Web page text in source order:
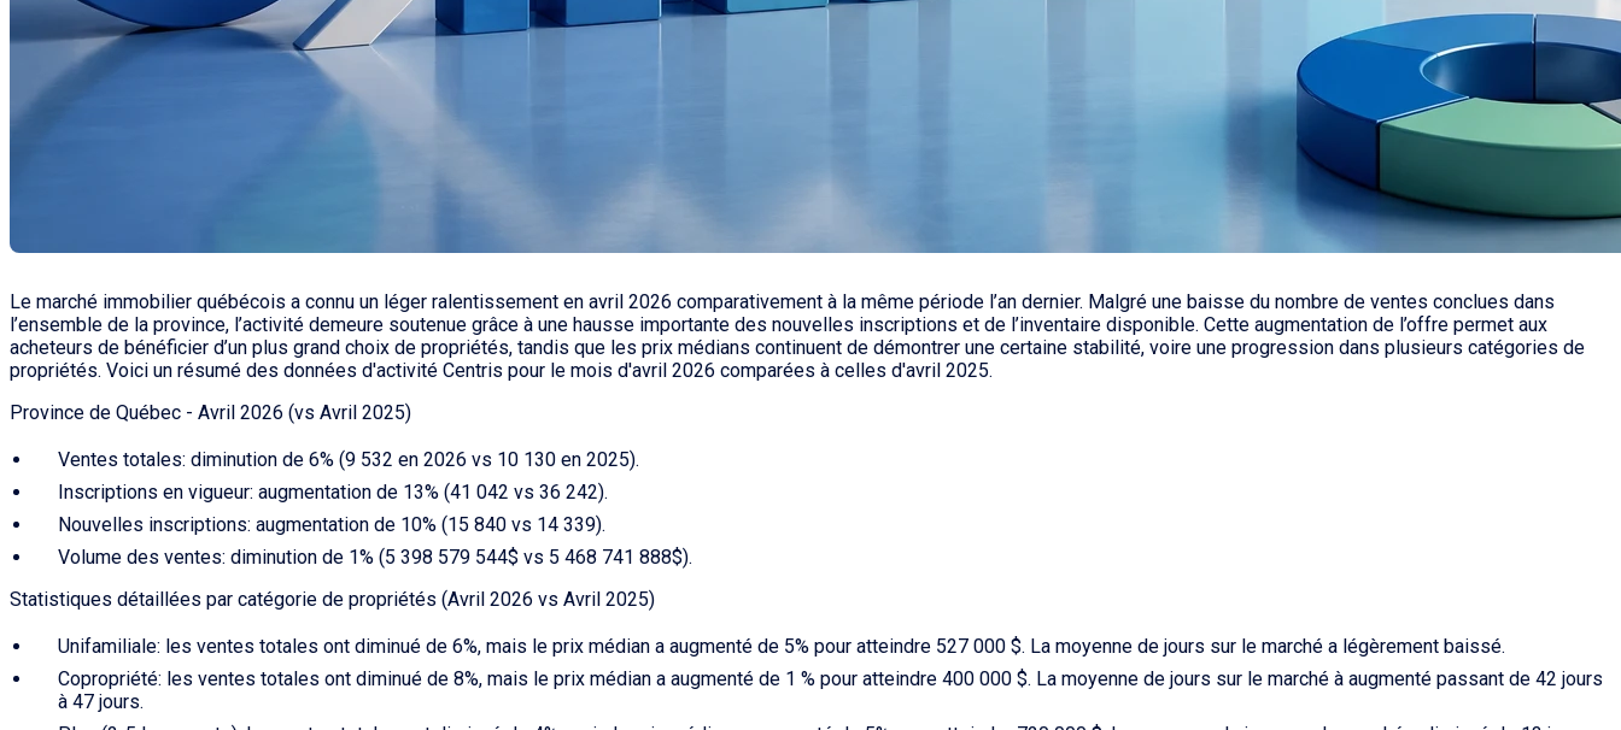
Le marché immobilier québécois a connu un léger ralentissement en avril 2026 comparativement à la même période l’an dernier. Malgré une baisse du nombre de ventes conclues dans
l’ensemble de la province, l’activité demeure soutenue grâce à une hausse importante des nouvelles inscriptions et de l’inventaire disponible. Cette augmentation de l’offre permet aux
acheteurs de bénéficier d’un plus grand choix de propriétés, tandis que les prix médians continuent de démontrer une certaine stabilité, voire une progression dans plusieurs catégories de
propriétés. Voici un résumé des données d'activité Centris pour le mois d'avril 2026 comparées à celles d'avril 2025.
Province de Québec - Avril 2026 (vs Avril 2025)
Ventes totales: diminution de 6% (9 532 en 2026 vs 10 130 en 2025).
Inscriptions en vigueur: augmentation de 13% (41 042 vs 36 242).
Nouvelles inscriptions: augmentation de 10% (15 840 vs 14 339).
Volume des ventes: diminution de 1% (5 398 579 544$ vs 5 468 741 888$).
Statistiques détaillées par catégorie de propriétés (Avril 2026 vs Avril 2025)
Unifamiliale: les ventes totales ont diminué de 6%, mais le prix médian a augmenté de 5% pour atteindre 527 000 $. La moyenne de jours sur le marché a légèrement baissé.
Copropriété: les ventes totales ont diminué de 8%, mais le prix médian a augmenté de 1 % pour atteindre 400 000 $. La moyenne de jours sur le marché à augmenté passant de 42 jours
à 47 jours.